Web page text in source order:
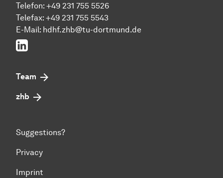
Telefon: +49 231 755 5526
Telefax: +49 231 755 5543
E-Mail: hdhf.zhb@tu-dortmund.de
LinkedIn
Team
zhb
Suggestions?
Privacy
Imprint